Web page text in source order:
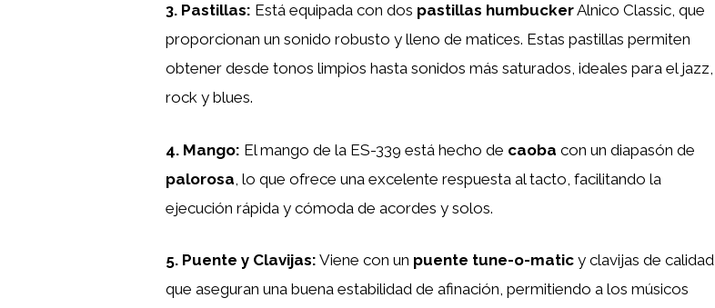
3. Pastillas: Está equipada con dos pastillas humbuckerAlnico Classic, que
proporcionan un sonido robusto y lleno de matices. Estas pastillas permiten
obtener desde tonos limpios hasta sonidos más saturados, ideales para el jazz,
rock y blues.
4. Mango: El mango de la ES-339 está hecho de caoba con un diapasón de
palorosa , lo que ofrece una excelente respuesta al tacto, facilitando la
ejecución rápida y cómoda de acordes y solos.
5. Puente y Clavijas: Viene con un puente tune-o-matic y clavijas de calidad
que aseguran una buena estabilidad de afinación, permitiendo a los músicos